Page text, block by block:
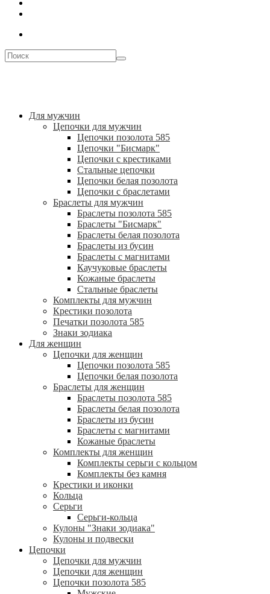
Для мужчин
Цепочки для мужчин
Цепочки позолота 585
Цепочки "Бисмарк"
Цепочки с крестиками
Стальные цепочки
Цепочки белая позолота
Цепочки с браслетами
Браслеты для мужчин
Браслеты позолота 585
Браслеты "Бисмарк"
Браслеты белая позолота
Браслеты из бусин
Браслеты с магнитами
Каучуковые браслеты
Кожаные браслеты
Стальные браслеты
Комплекты для мужчин
Крестики позолота
Печатки позолота 585
Знаки зодиака
Для женщин
Цепочки для женщин
Цепочки позолота 585
Цепочки белая позолота
Браслеты для женщин
Браслеты позолота 585
Браслеты белая позолота
Браслеты из бусин
Браслеты с магнитами
Кожаные браслеты
Комплекты для женщин
Комплекты серьги с кольцом
Комплекты без камня
Крестики и иконки
Кольца
Серьги
Серьги-кольца
Кулоны "Знаки зодиака"
Кулоны и подвески
Цепочки
Цепочки для мужчин
Цепочки для женщин
Цепочки позолота 585